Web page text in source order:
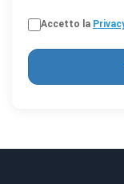
Accetto la